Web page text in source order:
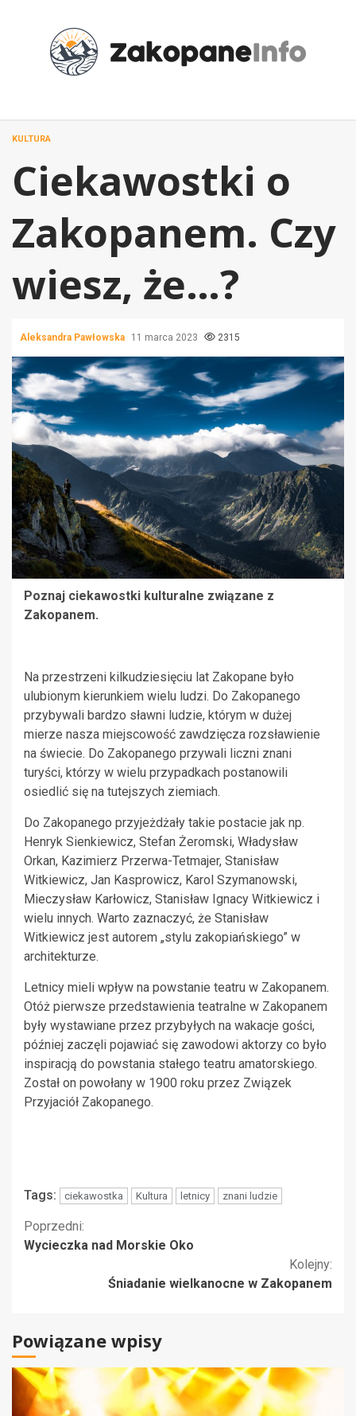
KULTURA
Ciekawostki o
Zakopanem. Czy
wiesz, że…?
Aleksandra Pawłowska 11 marca 2023 2315
Poznaj ciekawostki kulturalne związane z
Zakopanem.
Na przestrzeni kilkudziesięciu lat Zakopane było
ulubionym kierunkiem wielu ludzi. Do Zakopanego
przybywali bardzo sławni ludzie, którym w dużej
mierze nasza miejscowość zawdzięcza rozsławienie
na świecie. Do Zakopanego przywali liczni znani
turyści, którzy w wielu przypadkach postanowili
osiedlić się na tutejszych ziemiach.
Do Zakopanego przyjeżdżały takie postacie jak np.
Henryk Sienkiewicz, Stefan Żeromski, Władysław
Orkan, Kazimierz Przerwa-Tetmajer, Stanisław
Witkiewicz, Jan Kasprowicz, Karol Szymanowski,
Mieczysław Karłowicz, Stanisław Ignacy Witkiewicz i
wielu innych. Warto zaznaczyć, że Stanisław
Witkiewicz jest autorem „stylu zakopiańskiego” w
architekturze.
Letnicy mieli wpływ na powstanie teatru w Zakopanem.
Otóż pierwsze przedstawienia teatralne w Zakopanem
były wystawiane przez przybyłych na wakacje gości,
później zaczęli pojawiać się zawodowi aktorzy co było
inspiracją do powstania stałego teatru amatorskiego.
Został on powołany w 1900 roku przez Związek
Przyjaciół Zakopanego.
Tags: ciekawostka Kultura letnicy znani ludzie
Kontynuuj
czytanie
Poprzedni:
Wycieczka nad Morskie Oko
Kolejny:
Śniadanie wielkanocne w Zakopanem
Powiązane wpisy